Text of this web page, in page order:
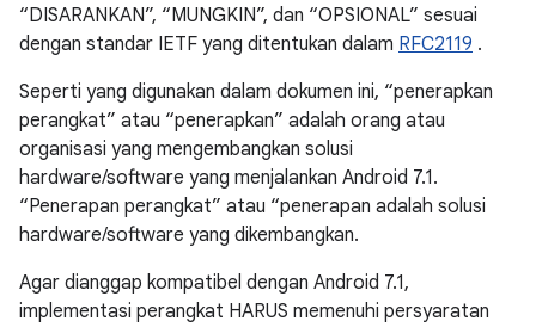
“DISARANKAN”, “MUNGKIN”, dan “OPSIONAL” sesuai
dengan standar IETF yang ditentukan dalam RFC2119 .
Seperti yang digunakan dalam dokumen ini, “penerapkan
perangkat” atau “penerapkan” adalah orang atau
organisasi yang mengembangkan solusi
hardware/software yang menjalankan Android 7.1.
“Penerapan perangkat” atau “penerapan adalah solusi
hardware/software yang dikembangkan.
Agar dianggap kompatibel dengan Android 7.1,
implementasi perangkat HARUS memenuhi persyaratan